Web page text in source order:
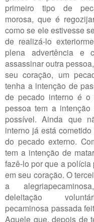
primeiro tipo de
morosa, que é
como se ele estivesse
de realizá-lo
plena advertência e
assassinar outra
seu coração, um
tenha a intenção de
de pecado interno é o
pessoa tem a
possível. Ainda que
interno já está
do pecado externo.
tem a intenção de
fazê-lo por que a
em seu coração. O
a
deleitação
pecaminosa passada
Aquele que, depois de